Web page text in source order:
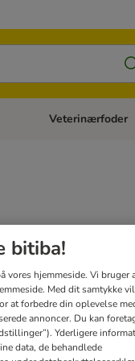
Åben kategori
Veterinærfoder
bitiba!
vores hjemmeside. Vi bruger
Med dit samtykke
at forbedre din oplevelse
annoncer. Du kan
Yderligere
data, de behandlede